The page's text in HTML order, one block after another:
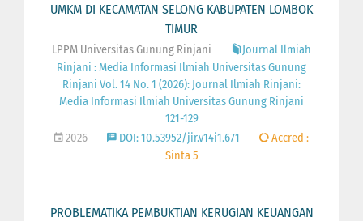
UMKM DI KECAMATAN SELONG KABUPATEN LOMBOK
TIMUR
LPPM Universitas Gunung Rinjani
Journal Ilmiah
Rinjani : Media Informasi Ilmiah Universitas Gunung
Rinjani Vol. 14 No. 1 (2026): Journal Ilmiah Rinjani:
Media Informasi Ilmiah Universitas Gunung Rinjani
121-129
2026
DOI: 10.53952/jir.v14i1.671
Accred :
Sinta 5
PROBLEMATIKA PEMBUKTIAN KERUGIAN KEUANGAN